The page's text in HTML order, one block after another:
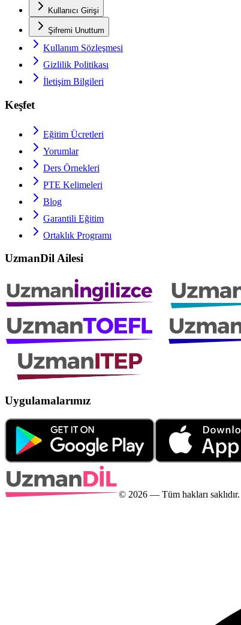
Kullanıcı Girişi
Şifremi Unuttum
Kullanım Sözleşmesi
Gizlilik Politikası
İletişim Bilgileri
Keşfet
Eğitim Ücretleri
Yorumlar
Ders Örnekleri
PTE Kelimeleri
Blog
Garantili Eğitim
Ortaklık Programı
UzmanDil Ailesi
Uygulamalarımız
© 2026 — Tüm hakları saklıdır.